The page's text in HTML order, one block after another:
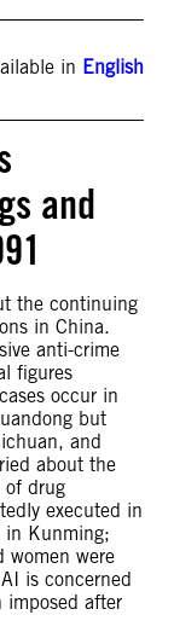
in English
and
the continuing
in China.
anti-crime
figures
occur in
but
and
about the
of drug
executed in
in Kunming;
women were
is concerned
imposed after